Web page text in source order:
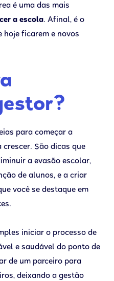
é uma das mais
a escola. Afinal, é o
hoje ficarem e novos
para começar a
São dicas que
a evasão escolar,
de alunos, e a criar
você se destaque em
iniciar o processo de
e saudável do ponto de
de um parceiro para
deixando a gestão